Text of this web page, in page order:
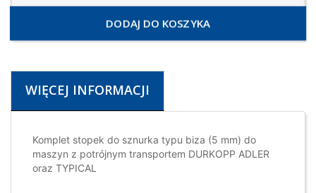
DODAJ DO KOSZYKA
WIĘCEJ INFORMACJI
Komplet stopek do sznurka typu biza (5 mm) do
maszyn z potrójnym transportem DURKOPP ADLER
oraz TYPICAL